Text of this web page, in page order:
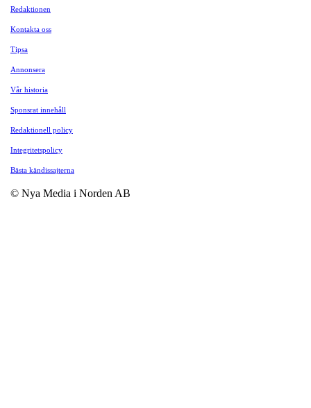
Redaktionen
Kontakta oss
Tipsa
Annonsera
Vår historia
Sponsrat innehåll
Redaktionell policy
Integritetspolicy
Bästa kändissajterna
© Nya Media i Norden AB